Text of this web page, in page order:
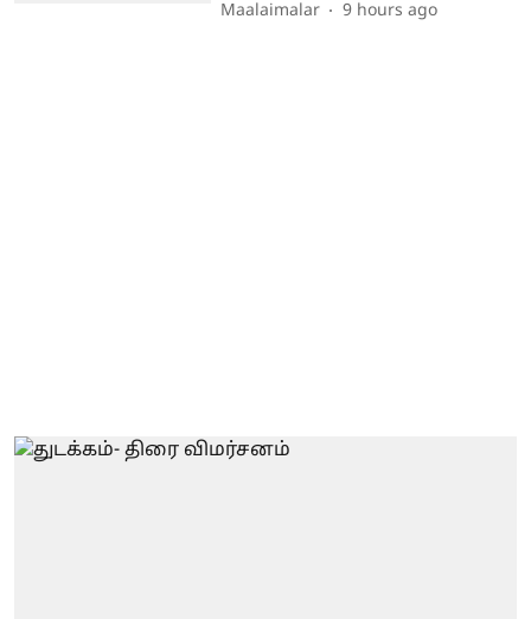
Maalaimalar 9 hours ago